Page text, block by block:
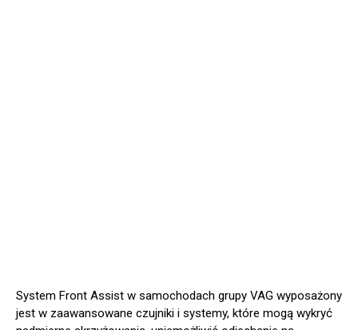
System Front Assist w samochodach grupy VAG wyposażony
jest w zaawansowane czujniki i systemy, które mogą wykryć